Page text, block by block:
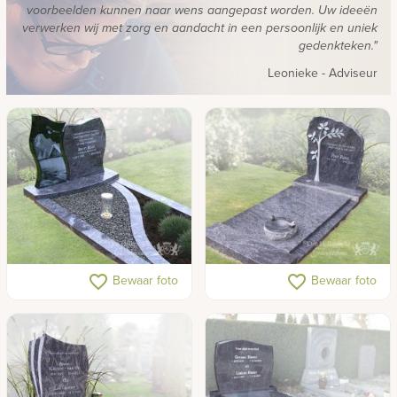
voorbeelden kunnen naar wens aangepast worden. Uw ideeën
verwerken wij met zorg en aandacht in een persoonlijk en uniek
gedenkteken."
Leonieke - Adviseur
Grafsteen met lasergravure
favorite_border Bewaar foto Gedenktekenfavorite_border Bewaar foto